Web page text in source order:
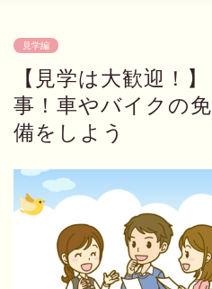
見学編
【見学は大歓迎！
事！車やバイクの
備をしよう